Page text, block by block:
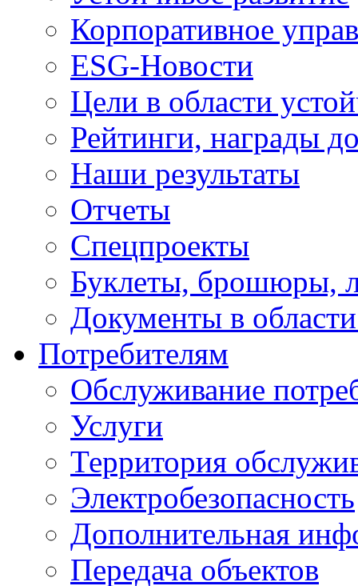
Корпоративное
ESG-Новости
Цели в области
Рейтинги, награды
Наши результаты
Отчеты
Спецпроекты
Буклеты, брошюры,
Документы в
Потребителям
Обслуживание
Услуги
Территория
Электробезопасность
Дополнительная
Передача объектов